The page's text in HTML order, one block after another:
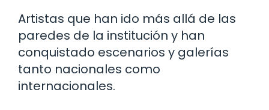
Artistas que han ido más allá de las
paredes de la institución y han
conquistado escenarios y galerías
tanto nacionales como
internacionales.